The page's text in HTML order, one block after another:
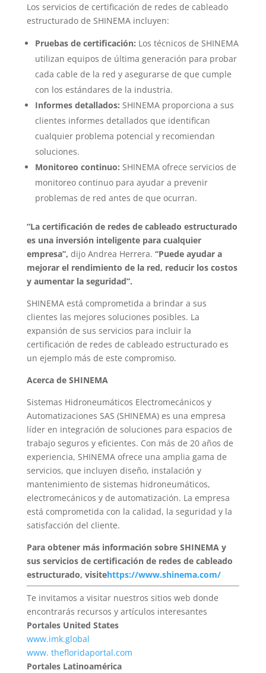
Los servicios de certificación de redes de cableado
estructurado de SHINEMA incluyen:
Pruebas de certificación: Los técnicos de SHINEMA
utilizan equipos de última generación para probar
cada cable de la red y asegurarse de que cumple
con los estándares de la industria.
Informes detallados: SHINEMA proporciona a sus
clientes informes detallados que identifican
cualquier problema potencial y recomiendan
soluciones.
Monitoreo continuo: SHINEMA ofrece servicios de
monitoreo continuo para ayudar a prevenir
problemas de red antes de que ocurran.
“La certificación de redes de cableado estructurado
es una inversión inteligente para cualquier
empresa”, dijo Andrea Herrera. “Puede ayudar a
mejorar el rendimiento de la red, reducir los costos
y aumentar la seguridad”.
SHINEMA está comprometida a brindar a sus
clientes las mejores soluciones posibles. La
expansión de sus servicios para incluir la
certificación de redes de cableado estructurado es
un ejemplo más de este compromiso.
Acerca de SHINEMA
Sistemas Hidroneumáticos Electromecánicos y
Automatizaciones SAS (SHINEMA) es una empresa
líder en integración de soluciones para espacios de
trabajo seguros y eficientes. Con más de 20 años de
experiencia, SHINEMA ofrece una amplia gama de
servicios, que incluyen diseño, instalación y
mantenimiento de sistemas hidroneumáticos,
electromecánicos y de automatización. La empresa
está comprometida con la calidad, la seguridad y la
satisfacción del cliente.
Para obtener más información sobre SHINEMA y
sus servicios de certificación de redes de cableado
estructurado, visitehttps://www.shinema.com/
Te invitamos a visitar nuestros sitios web donde
encontrarás recursos y artículos interesantes
Portales United States
www.imk.global
www. thefloridaportal.com
Portales Latinoamérica